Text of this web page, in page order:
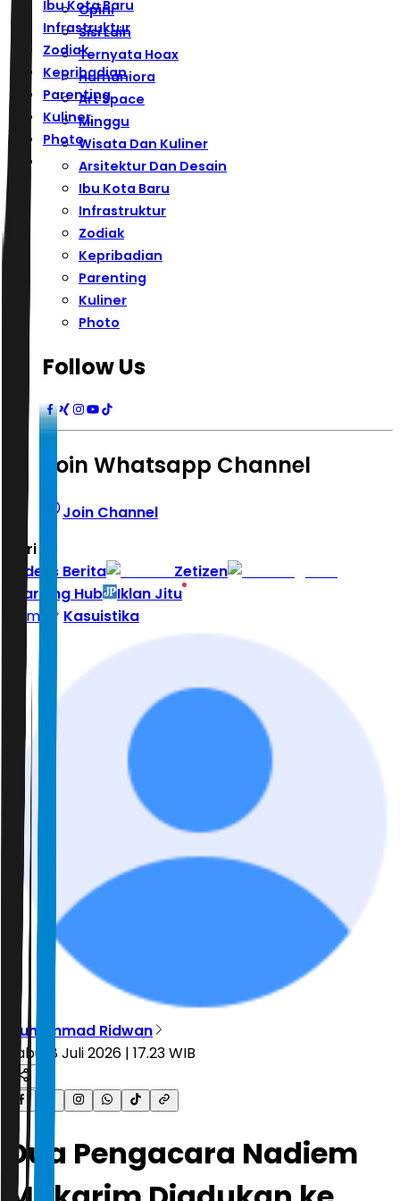
Ibu Kota Baru
Infrastruktur
Zodiak
Kepribadian
Parenting
Kuliner
Photo
Opini
Sisi Lain
Ternyata Hoax
Humaniora
Art Space
Minggu
Wisata Dan Kuliner
Arsitektur Dan Desain
Ibu Kota Baru
Infrastruktur
Zodiak
Kepribadian
Parenting
Kuliner
Photo
Follow Us
Join Whatsapp Channel
Join Channel
Hari ini
Indeks Berita
Zetizen
Learning Hub
Iklan Jitu
Home
Kasuistika
Muhammad Ridwan
Rabu, 8 Juli 2026 | 17.23 WIB
Dua Pengacara Nadiem